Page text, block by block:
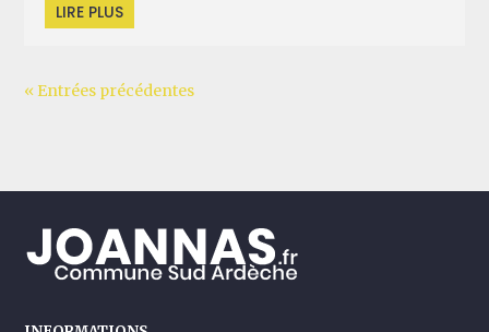
LIRE PLUS
« Entrées précédentes